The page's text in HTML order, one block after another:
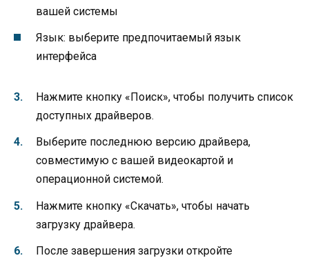
вашей системы
Язык: выберите предпочитаемый язык
интерфейса
Нажмите кнопку «Поиск», чтобы получить список
доступных драйверов.
Выберите последнюю версию драйвера,
совместимую с вашей видеокартой и
операционной системой.
Нажмите кнопку «Скачать», чтобы начать
загрузку драйвера.
После завершения загрузки откройте